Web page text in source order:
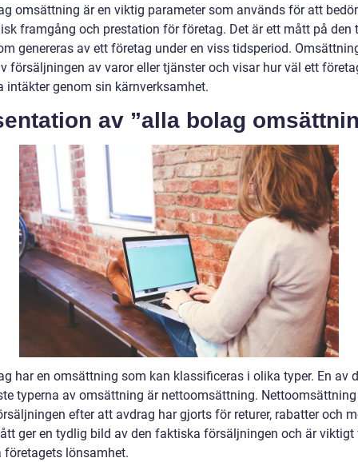
omsättning är en viktig parameter som används för att
framgång och prestation för företag. Det är ett mått på den
genereras av ett företag under en viss tidsperiod.
försäljningen av varor eller tjänster och visar hur väl ett
intäkter genom sin kärnverksamhet.
av ”alla bolag
har en omsättning som kan klassificeras i olika typer. En av
typerna av omsättning är nettoomsättning. Nettoomsättning
efter att avdrag har gjorts för returer, rabatter och
ger en tydlig bild av den faktiska försäljningen och är
företagets lönsamhet.